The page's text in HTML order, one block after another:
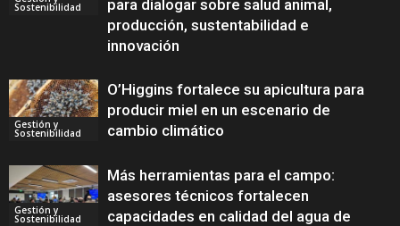
Sostenibilidad
para dialogar sobre salud animal,
producción, sustentabilidad e
innovación
Gestión y
Sostenibilidad
O’Higgins fortalece su apicultura para
producir miel en un escenario de
cambio climático
Gestión y
Sostenibilidad
Más herramientas para el campo:
asesores técnicos fortalecen
capacidades en calidad del agua de